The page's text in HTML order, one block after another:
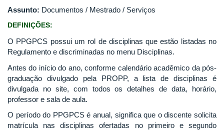
Assunto: Documentos / Mestrado / Serviços
DEFINIÇÕES:
O PPGPCS possui um rol de disciplinas que estão listadas no
Regulamento e discriminadas no menu Disciplinas.
Antes do início do ano, conforme calendário acadêmico da pós-
graduação divulgado pela PROPP, a lista de disciplinas é
divulgada no site, com todos os detalhes de data, horário,
professor e sala de aula.
O período do PPGPCS é anual, significa que o discente solicita
matrícula nas disciplinas ofertadas no primeiro e segundo